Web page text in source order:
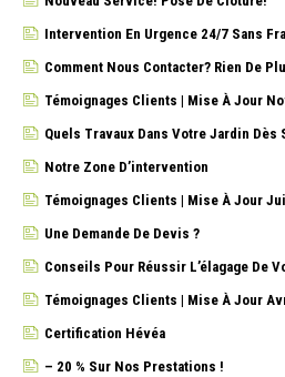
Intervention En Urgence 24/7 Sans
Comment Nous Contacter? Rien De
Témoignages Clients | Mise À Jour
Quels Travaux Dans Votre Jardin Dès
Notre Zone D’intervention
Témoignages Clients | Mise À Jour
Une Demande De Devis ?
Conseils Pour Réussir L’élagage De
Témoignages Clients | Mise À Jour
Certification Hévéa
– 20 % Sur Nos Prestations !